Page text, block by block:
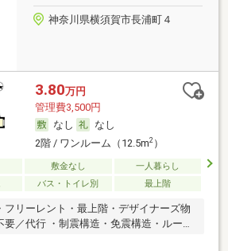
神奈川県横須賀市長浦町４
3.80万円
管理費3,500円
なし
なし
2階 / ワンルーム（12.5m2）
敷金なし
一人暮らし
バス・トイレ別 最上階
フリーレント・最上階・デザイナーズ物
要／代行 ・制震構造・免震構造・ルーム